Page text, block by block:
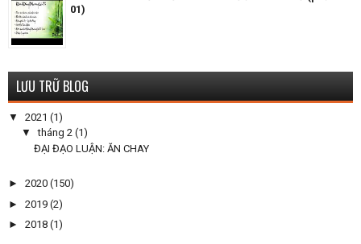
01)
LƯU TRỮ BLOG
▼ 2021 (1)
▼tháng 2 (1)
ĐẠI ĐẠO LUẬN: ĂN CHAY
► 2020 (150)
► 2019 (2)
► 2018 (1)